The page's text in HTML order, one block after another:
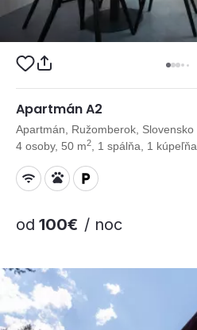
Apartmán A2
Apartmán, Ružomberok, Slovensko
4 osoby, 50 m2 , 1 spálňa, 1 kúpeľňa
od 100€ / noc